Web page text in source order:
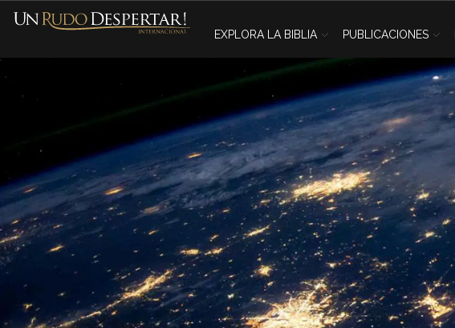
EXPLORA LA BIBLIA PUBLICACIONES